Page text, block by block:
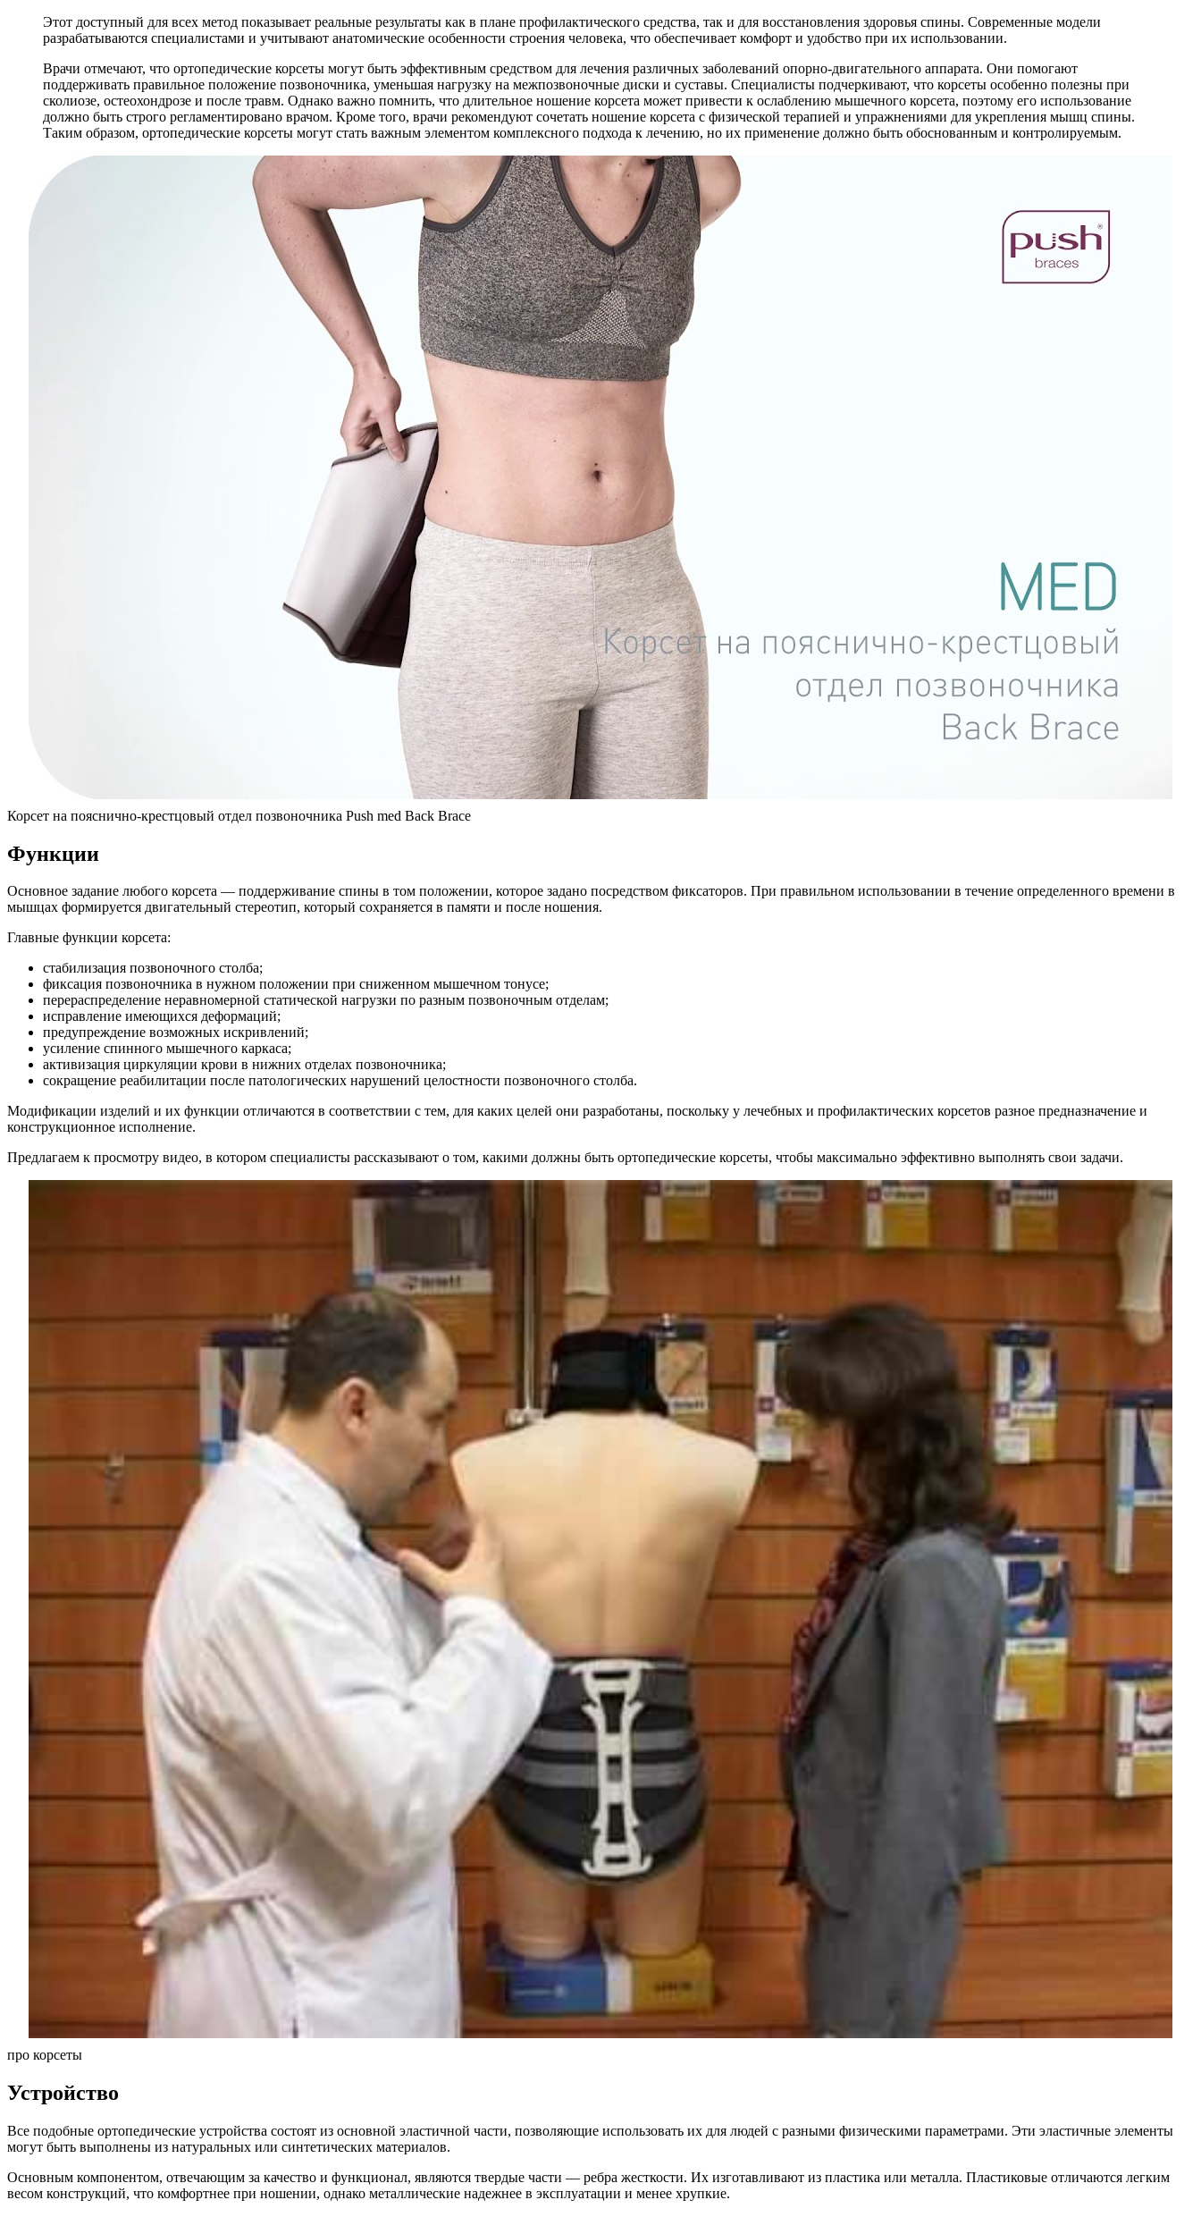
Этот доступный для всех метод показывает реальные результаты как в плане профилактического средства, так и для восстановления здоровья спины. Современные модели
разрабатываются специалистами и учитывают анатомические особенности строения человека, что обеспечивает комфорт и удобство при их использовании.
Врачи отмечают, что ортопедические корсеты могут быть эффективным средством для лечения различных заболеваний опорно-двигательного аппарата. Они помогают
поддерживать правильное положение позвоночника, уменьшая нагрузку на межпозвоночные диски и суставы. Специалисты подчеркивают, что корсеты особенно полезны при
сколиозе, остеохондрозе и после травм. Однако важно помнить, что длительное ношение корсета может привести к ослаблению мышечного корсета, поэтому его использование
должно быть строго регламентировано врачом. Кроме того, врачи рекомендуют сочетать ношение корсета с физической терапией и упражнениями для укрепления мышц спины.
Таким образом, ортопедические корсеты могут стать важным элементом комплексного подхода к лечению, но их применение должно быть обоснованным и контролируемым.
Корсет на пояснично-крестцовый отдел позвоночника Push med Back Brace
Функции
Основное задание любого корсета — поддерживание спины в том положении, которое задано посредством фиксаторов. При правильном использовании в течение определенного времени в
мышцах формируется двигательный стереотип, который сохраняется в памяти и после ношения.
Главные функции корсета:
стабилизация позвоночного столба;
фиксация позвоночника в нужном положении при сниженном мышечном тонусе;
перераспределение неравномерной статической нагрузки по разным позвоночным отделам;
исправление имеющихся деформаций;
предупреждение возможных искривлений;
усиление спинного мышечного каркаса;
активизация циркуляции крови в нижних отделах позвоночника;
сокращение реабилитации после патологических нарушений целостности позвоночного столба.
Модификации изделий и их функции отличаются в соответствии с тем, для каких целей они разработаны, поскольку у лечебных и профилактических корсетов разное предназначение и
конструкционное исполнение.
Предлагаем к просмотру видео, в котором специалисты рассказывают о том, какими должны быть ортопедические корсеты, чтобы максимально эффективно выполнять свои задачи.
про корсеты
Устройство
Все подобные ортопедические устройства состоят из основной эластичной части, позволяющие использовать их для людей с разными физическими параметрами. Эти эластичные элементы
могут быть выполнены из натуральных или синтетических материалов.
Основным компонентом, отвечающим за качество и функционал, являются твердые части — ребра жесткости. Их изготавливают из пластика или металла. Пластиковые отличаются легким
весом конструкций, что комфортнее при ношении, однако металлические надежнее в эксплуатации и менее хрупкие.